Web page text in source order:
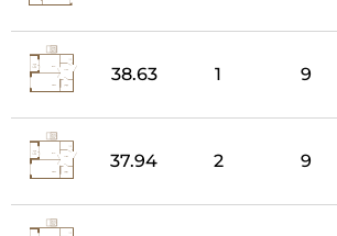
38.63 1 9
37.94 2 9